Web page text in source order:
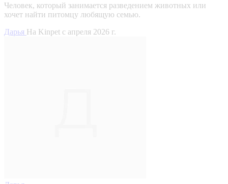
Человек, который занимается разведением животных или
хочет найти питомцу любящую семью.
Дарья На Kinpet c апреля 2026 г.